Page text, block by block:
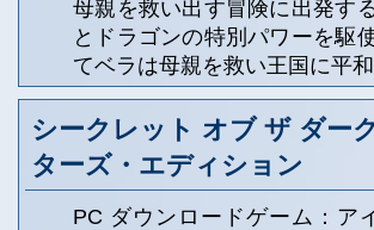
母親を救い出す冒険に出発す
とドラゴンの特別パワーを駆
てベラは母親を救い王国に平
シークレット オブ ザ ダー
ターズ・エディション
PC ダウンロードゲーム：ア